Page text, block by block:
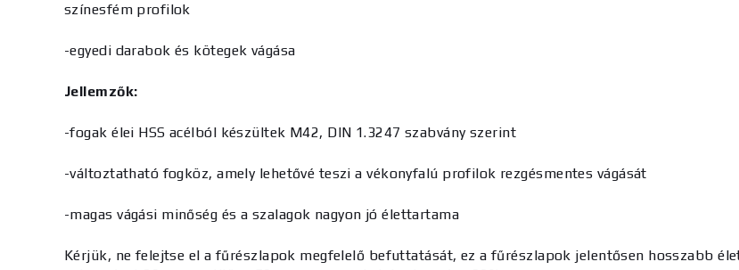
színesfém profilok
-egyedi darabok és kötegek vágása
Jellemzők:
-fogak élei HSS acélból készültek M42, DIN 1.3247 szabvány szerint
-változtatható fogköz, amely lehetővé teszi a vékonyfalú profilok rezgésmentes vágását
-magas vágási minőség és a szalagok nagyon jó élettartama
Kérjük, ne felejtse el a fűrészlapok megfelelő befuttatását, ez a fűrészlapok jelentősen hosszabb